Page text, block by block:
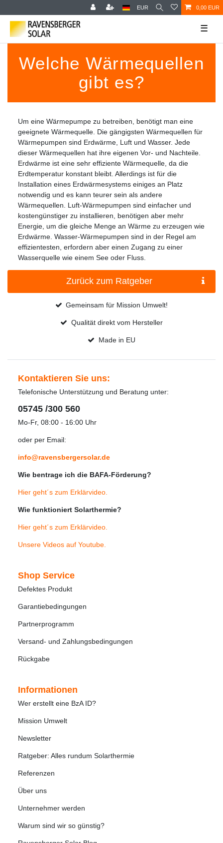
EUR 0,00 EUR
☰
Welche Wärmequellen
gibt es?
Um eine Wärmepumpe zu betreiben, benötigt man eine
geeignete Wärmequelle. Die gängigsten Wärmequellen für
Wärmepumpen sind Erdwärme, Luft und Wasser. Jede
dieser Wärmequellen hat ihre eigenen Vor- und Nachteile.
Erdwärme ist eine sehr effiziente Wärmequelle, da die
Erdtemperatur konstant bleibt. Allerdings ist für die
Installation eines Erdwärmesystems einiges an Platz
notwendig und es kann teurer sein als andere
Wärmequellen. Luft-Wärmepumpen sind einfacher und
kostengünstiger zu installieren, benötigen aber mehr
Energie, um die gleiche Menge an Wärme zu erzeugen wie
Erdwärme. Wasser-Wärmepumpen sind in der Regel am
effizientesten, erfordern aber einen Zugang zu einer
Wasserquelle wie einem See oder Fluss.
Zurück zum Ratgeber
Gemeinsam für Mission Umwelt!
Qualität direkt vom Hersteller
Made in EU
Kontaktieren Sie uns:
Telefonische Unterstützung und Beratung unter:
05745 /300 560
Mo-Fr, 08:00 - 16:00 Uhr
oder per Email:
info@ravensbergersolar.de
Wie bentrage ich die BAFA-Förderung?
Hier geht´s zum Erklärvideo
Wie funktioniert Solarthermie?
Hier geht´s zum Erklärvideo
Unsere Videos auf Youtube
Shop Service
Defektes Produkt
Garantiebedingungen
Partnerprogramm
Versand- und Zahlungsbedingungen
Rückgabe
Informationen
Wer erstellt eine BzA ID?
Mission Umwelt
Newsletter
Ratgeber: Alles rundum Solarthermie
Referenzen
Über uns
Unternehmer werden
Warum sind wir so günstig?